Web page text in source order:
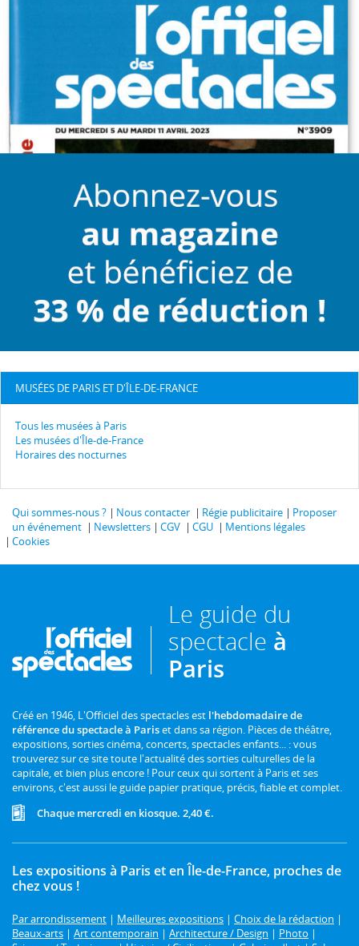
MUSÉES DE PARIS ET D'ÎLE-DE-FRANCE
Tous les musées à Paris
Les musées d'Île-de-France
Horaires des nocturnes
Qui sommes-nous ? Nous contacter Régie publicitaire
Proposer
un événement
Newsletters CGV CGU
Mentions légales
Cookies
Le guide du
spectacle à
Paris
Créé en 1946, L'Officiel des spectacles est l'hebdomadaire de
référence du spectacle à Pariset dans sa région. Pièces de théâtre,
expositions, sorties cinéma, concerts, spectacles enfants... : vous
trouverez sur ce site toute l'actualité des sorties culturelles de la
capitale, et bien plus encore ! Pour ceux qui sortent à Paris et ses
environs, c'est aussi le guide papier pratique, précis, fiable et complet.
Chaque mercredi en kiosque. 2,40 €.
Les expositions à Paris et en Île-de-France, proches de
chez vous !
Par arrondissement | Meilleures expositions | Choix de la rédaction |
Beaux-arts | Art contemporain | Architecture / Design | Photo |